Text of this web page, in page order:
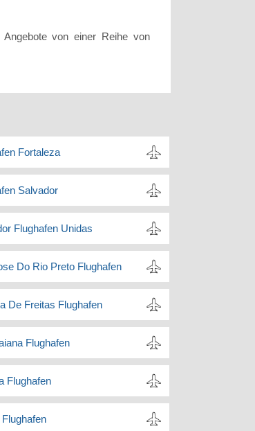
von einer Reihe von
Fortaleza
Salvador
Flughafen Unidas
Do Rio Preto Flughafen
De Freitas Flughafen
Flughafen
Flughafen